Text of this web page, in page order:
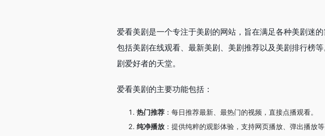
爱看美剧是一个专注于美剧的网站，旨在满足各种美剧迷
包括美剧在线观看、最新美剧、美剧推荐以及美剧排行榜
剧爱好者的天堂。
爱看美剧的主要功能包括：
热门推荐 ：每日推荐最新、最热门的视频，直接点播观看。
纯净播放 ：提供纯粹的观影体验，支持网页播放、弹出播放等